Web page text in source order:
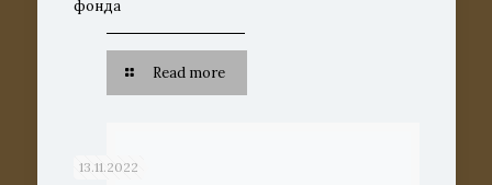
фонда
Read more
13.11.2022